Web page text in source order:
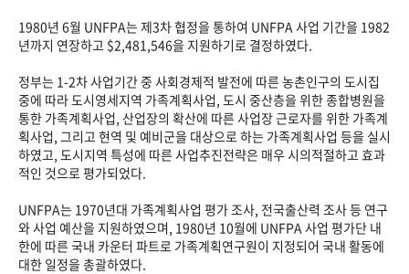
1980년 6월 UNFPA는 제3차 협정을 통하여 UNFPA 사업 기간을 1982
년까지 연장하고 $2,481,546을 지원하기로 결정하였다.
정부는 1-2차 사업기간 중 사회경제적 발전에 따른 농촌인구의 도시집
중에 따라 도시영세지역 가족계획사업, 도시 중산층을 위한 종합병원을
통한 가족계획사업, 산업장의 확산에 따른 사업장 근로자를 위한 가족계
획사업, 그리고 현역 및 예비군을 대상으로 하는 가족계획사업 등을 실시
하였고, 도시지역 특성에 따른 사업추진전략은 매우 시의적절하고 효과
적인 것으로 평가되었다.
UNFPA는 1970년대 가족계획사업 평가 조사, 전국출산력 조사 등 연구
와 사업 예산을 지원하였으며, 1980년 10월에 UNFPA 사업 평가단 내
한에 따른 국내 카운터 파트로 가족계획연구원이 지정되어 국내 활동에
대한 일정을 총괄하였다.